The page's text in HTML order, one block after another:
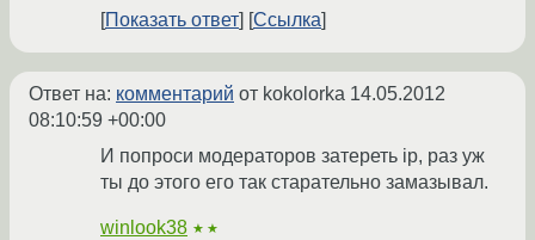
Показать ответ
Ссылка
Ответ на: комментарий от kokolorka 14.05.2012
08:10:59 +00:00
И попроси модераторов затереть ip, раз уж
ты до этого его так старательно замазывал.
winlook38 ★★